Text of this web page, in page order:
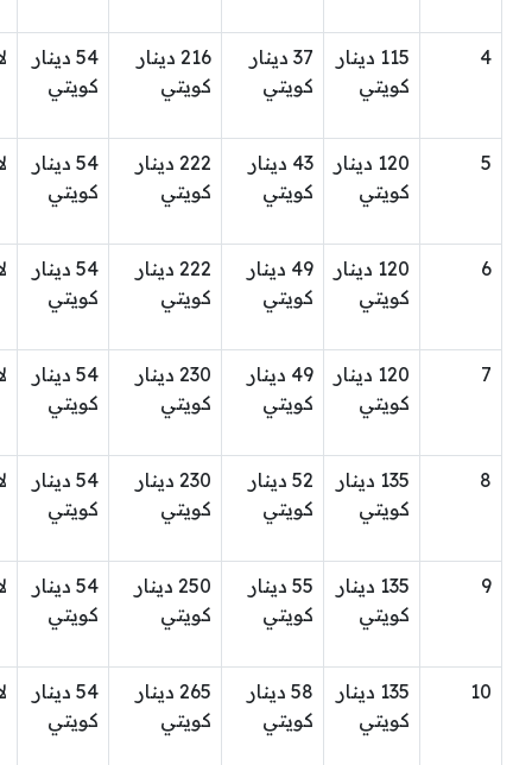
4
115 دينار
كويتي
37 دينار
كويتي
216 دينار
كويتي
54 دينار
كويتي
5
120 دينار
كويتي
43 دينار
كويتي
222 دينار
كويتي
54 دينار
كويتي
6
120 دينار
كويتي
49 دينار
كويتي
222 دينار
كويتي
54 دينار
كويتي
7
120 دينار
كويتي
49 دينار
كويتي
230 دينار
كويتي
54 دينار
كويتي
8
135 دينار
كويتي
52 دينار
كويتي
230 دينار
كويتي
54 دينار
كويتي
9
135 دينار
كويتي
55 دينار
كويتي
250 دينار
كويتي
54 دينار
كويتي
10
135 دينار
كويتي
58 دينار
كويتي
265 دينار
كويتي
54 دينار
كويتي